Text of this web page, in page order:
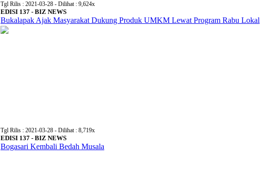
Tgl Rilis : 2021-03-28 - Dilihat : 9,624x
EDISI 137 - BIZ NEWS
Bukalapak Ajak Masyarakat Dukung Produk UMKM Lewat Program Rabu Lokal
Tgl Rilis : 2021-03-28 - Dilihat : 8,719x
EDISI 137 - BIZ NEWS
Bogasari Kembali Bedah Musala